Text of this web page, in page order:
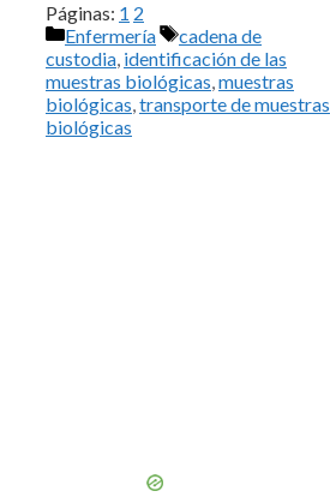
Páginas: 1 2
Categorías
Enfermería Etiquetas
cadena de
custodia, identificación de las
muestras biológicas,muestras
biológicas,transporte de muestras
biológicas